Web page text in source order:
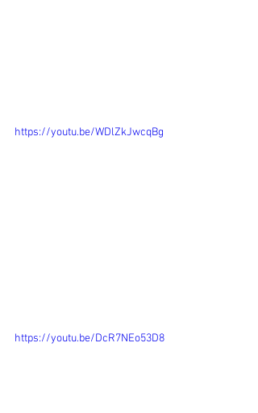
https://youtu.be/WDlZkJwcqBg
https://youtu.be/DcR7NEo53D8